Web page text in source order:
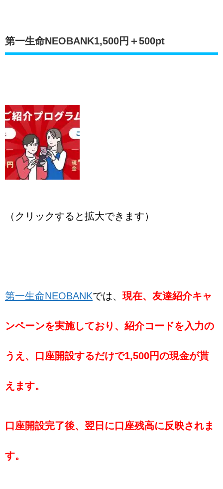
第一生命NEOBANK1,500円＋500pt
（クリックすると拡大できます）
第一生命NEOBANKでは、現在、友達紹介キャ
ンペーンを実施しており、紹介コードを入力の
うえ、口座開設するだけで1,500円の現金が貰
えます。
口座開設完了後、翌日に口座残高に反映されま
す。